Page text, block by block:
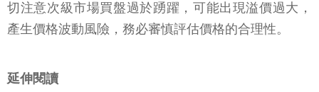
切注意次級市場買盤過於踴躍，可能出現溢價過大，
產生價格波動風險，務必審慎評估價格的合理性。
延伸閱讀